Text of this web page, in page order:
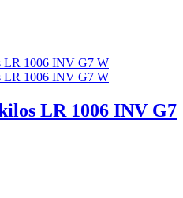
LR 1006 INV G7